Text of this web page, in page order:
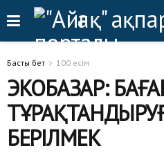
Басты бет 100 есім
ЭКОБАЗАР:
БЕРІЛМЕК